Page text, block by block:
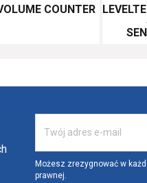
COUNTER
Możesz zrezygnować w
prawnej.